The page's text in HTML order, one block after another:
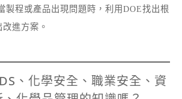
製程或產品出現問題時，利用DOE找出根
進方案。
、化學安全、職業安全、資